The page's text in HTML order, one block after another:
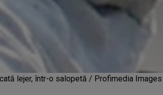
lejer, într-o salopetă / Profimedia Images